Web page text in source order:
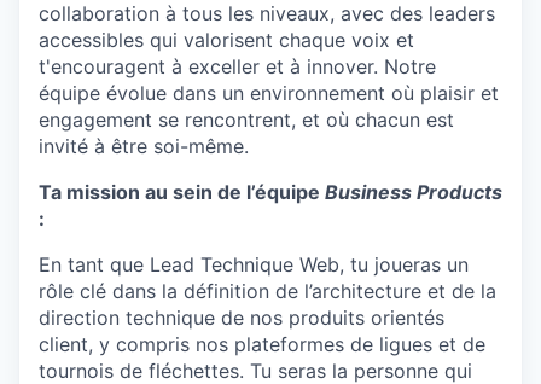
collaboration à tous les niveaux, avec des leaders
accessibles qui valorisent chaque voix et
t'encouragent à exceller et à innover. Notre
équipe évolue dans un environnement où plaisir et
engagement se rencontrent, et où chacun est
invité à être soi-même.
Ta mission au sein de l’équipe Business Products
:
En tant que Lead Technique Web, tu joueras un
rôle clé dans la définition de l’architecture et de la
direction technique de nos produits orientés
client, y compris nos plateformes de ligues et de
tournois de fléchettes. Tu seras la personne qui